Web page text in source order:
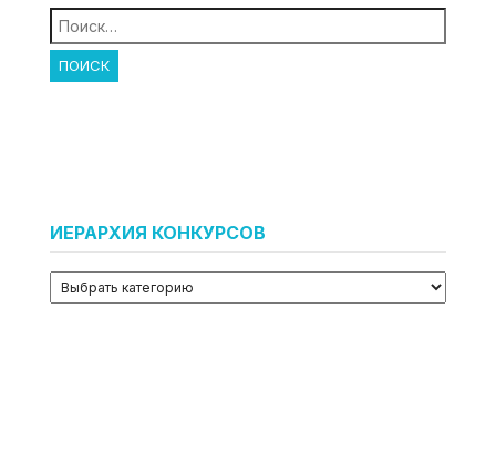
Найти:
ИЕРАРХИЯ КОНКУРСОВ